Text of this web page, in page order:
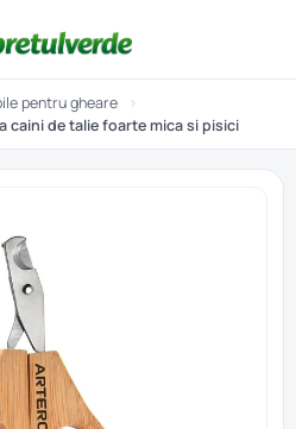
pentru gheare
›
caini de talie foarte mica si pisici